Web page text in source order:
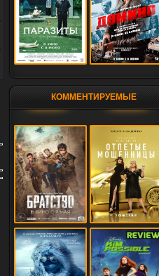
КОММЕНТИРУЕМЫЕ